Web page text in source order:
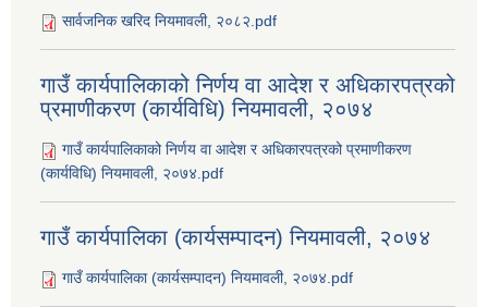
सार्वजनिक खरिद नियमावली, २०८२.pdf
गाउँ कार्यपालिकाको निर्णय वा आदेश र अधिकारपत्रको
प्रमाणीकरण (कार्यविधि) नियमावली, २०७४
गाउँ कार्यपालिकाको निर्णय वा आदेश र अधिकारपत्रको प्रमाणीकरण
(कार्यविधि) नियमावली, २०७४.pdf
गाउँ कार्यपालिका (कार्यसम्पादन) नियमावली, २०७४
गाउँ कार्यपालिका (कार्यसम्पादन) नियमावली, २०७४.pdf